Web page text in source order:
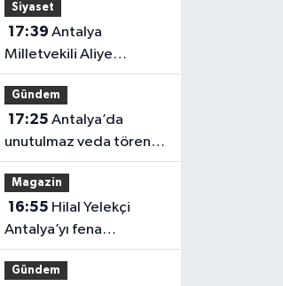
Siyaset
17:39
Milletvekili Aliye
Coşar'dan Çocuk Yasası
tepkisi
Gündem
17:25
unutulmaz veda töreni!
Protokol buluştu
Magazin
16:55
Antalya’yı fena
“Hileledi”! O anlar
gündem oldu
Gündem